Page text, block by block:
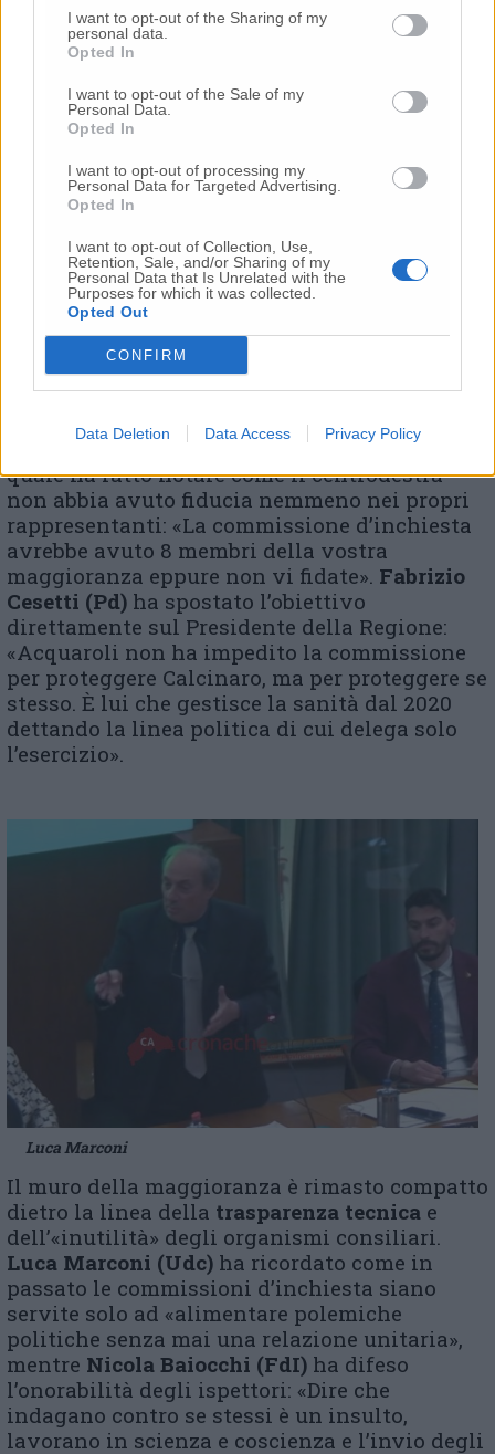
I want to opt-out of the Sharing of my
personal data.
Opted In
I want to opt-out of the Sale of my
Personal Data.
Opted In
I want to opt-out of processing my
Personal Data for Targeted Advertising.
Opted In
I want to opt-out of Collection, Use,
Retention, Sale, and/or Sharing of my
Personal Data that Is Unrelated with the
Purposes for which it was collected.
Opted Out
CONFIRM
Data Deletion Data Access Privacy Policy
L’intervento più atteso è stato quello
dell’assessore alla Sanità,
Paolo Calcinaro
che ha rivendicato la serietà dei tecnici
incaricati. «Dispiace sentir dire che è stata
fatta una commissione sottoposta alla
Regione: come si fa a liquidare quattro
professionisti in questa maniera?», ha
esordito l’assessore, citando il dottor Canzian
come figura terza e staccata da ogni timore di
rappresaglia perché prossima alla pensione.
Calcinaro ha puntato il dito contro le
«voragini gestionali»interne al reparto di
Torrette, sottolineando che «qualcosa di
strano dovrà uscire fuori e qualcuno dovrà
rispondere», ma ha accusato le minoranze di
essere interessate solo al «colpevole politico».
Un’analisi che ha trovato la ferma
opposizione anche diMarta Ruggeri (M5S)
quale ha fatto notare come il centrodestra
non abbia avuto fiducia nemmeno nei propri
rappresentanti: «La commissione d’inchiesta
avrebbe avuto 8 membri della vostra
maggioranza eppure non vi fidate». Fabrizio
Cesetti (Pd) ha spostato l’obiettivo
direttamente sul Presidente della Regione:
«Acquaroli non ha impedito la commissione
per proteggere Calcinaro, ma per proteggere se
stesso. È lui che gestisce la sanità dal 2020
dettando la linea politica di cui delega solo
l’esercizio».
Luca Marconi
Il muro della maggioranza è rimasto compatto
dietro la linea della trasparenza tecnica e
dell’«inutilità» degli organismi consiliari.
Luca Marconi (Udc) ha ricordato come in
passato le commissioni d’inchiesta siano
servite solo ad «alimentare polemiche
politiche senza mai una relazione unitaria»,
mentre Nicola Baiocchi (FdI) ha difeso
l’onorabilità degli ispettori: «Dire che
indagano contro se stessi è un insulto,
lavorano in scienza e coscienza e l’invio degli